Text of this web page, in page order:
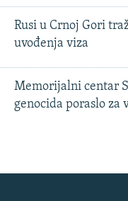
Rusi u Crnoj Gori
uvođenja viza
Memorijalni centar
genocida poraslo za